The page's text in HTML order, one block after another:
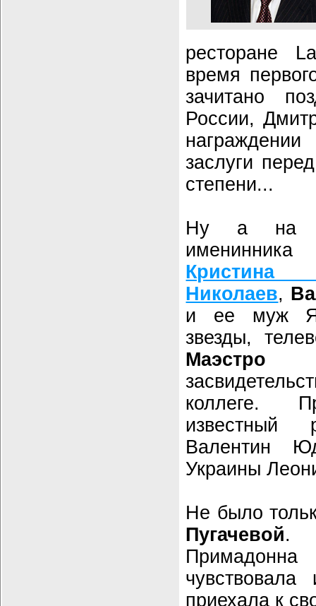
ресторане
время
зачитано
России,
заслуги
степени...
Ну а на
Кристина
Николаев,
и ее муж
звезды,
Маэстро
коллеге.
известный
Валентин
Украины
Не было
Пугачевой.
приехала к